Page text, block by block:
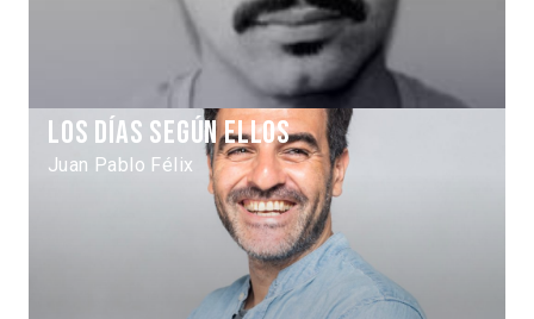
Los días según ellos
Juan Pablo Félix